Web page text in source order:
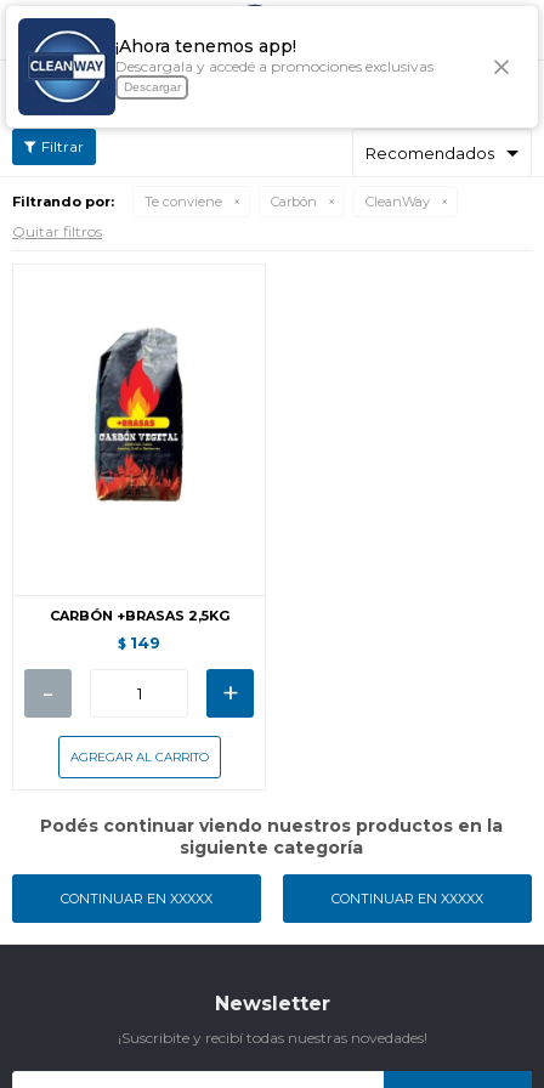
¡Ahora tenemos app!
Descargala y accedé a promociones exclusivas
Descargar

CARBÓN CLEANWAY
Filtrando por: Te conviene Carbón CleanWay
Quitar filtros
CARBÓN +BRASAS 2,5KG
$ 149
- +
CONTINUAR EN XXXXX
Podés continuar viendo nuestros productos en la
siguiente categoría
CONTINUAR EN XXXXX
Newsletter
¡Suscribite y recibí todas nuestras novedades!